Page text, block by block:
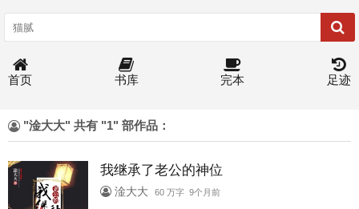
首页 书库 完本 足迹
"淦大大" 共有 "1" 部作品：
我继承了老公的神位
淦大大 60 万字 9个月前